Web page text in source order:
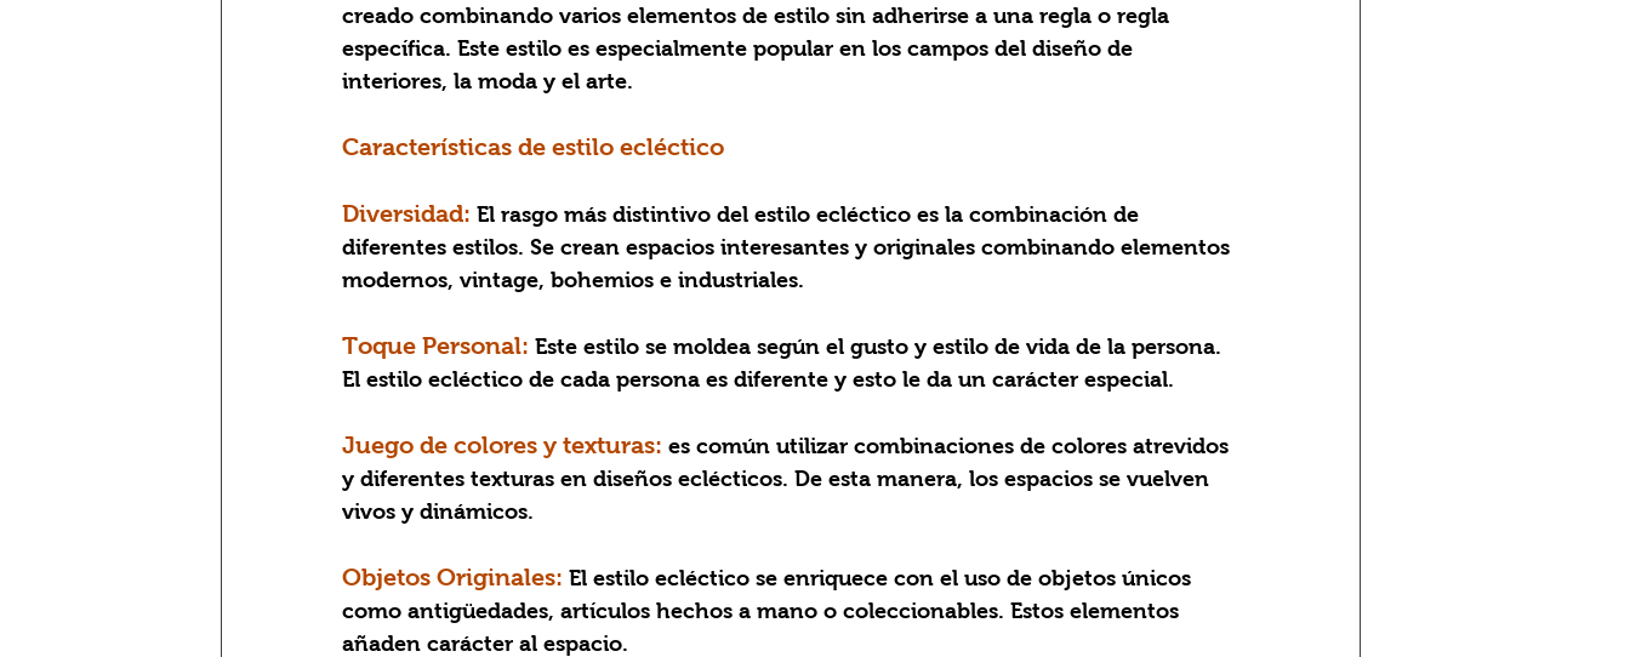
creado combinando varios elementos de estilo sin adherirse a una regla o regla
específica. Este estilo es especialmente popular en los campos del diseño de
interiores, la moda y el arte.
Características de estilo ecléctico
Diversidad: El rasgo más distintivo del estilo ecléctico es la combinación de
diferentes estilos. Se crean espacios interesantes y originales combinando elementos
modernos, vintage, bohemios e industriales.
Toque Personal: Este estilo se moldea según el gusto y estilo de vida de la persona.
El estilo ecléctico de cada persona es diferente y esto le da un carácter especial.
Juego de colores y texturas: es común utilizar combinaciones de colores atrevidos
y diferentes texturas en diseños eclécticos. De esta manera, los espacios se vuelven
vivos y dinámicos.
Objetos Originales: El estilo ecléctico se enriquece con el uso de objetos únicos
como antigüedades, artículos hechos a mano o coleccionables. Estos elementos
añaden carácter al espacio.